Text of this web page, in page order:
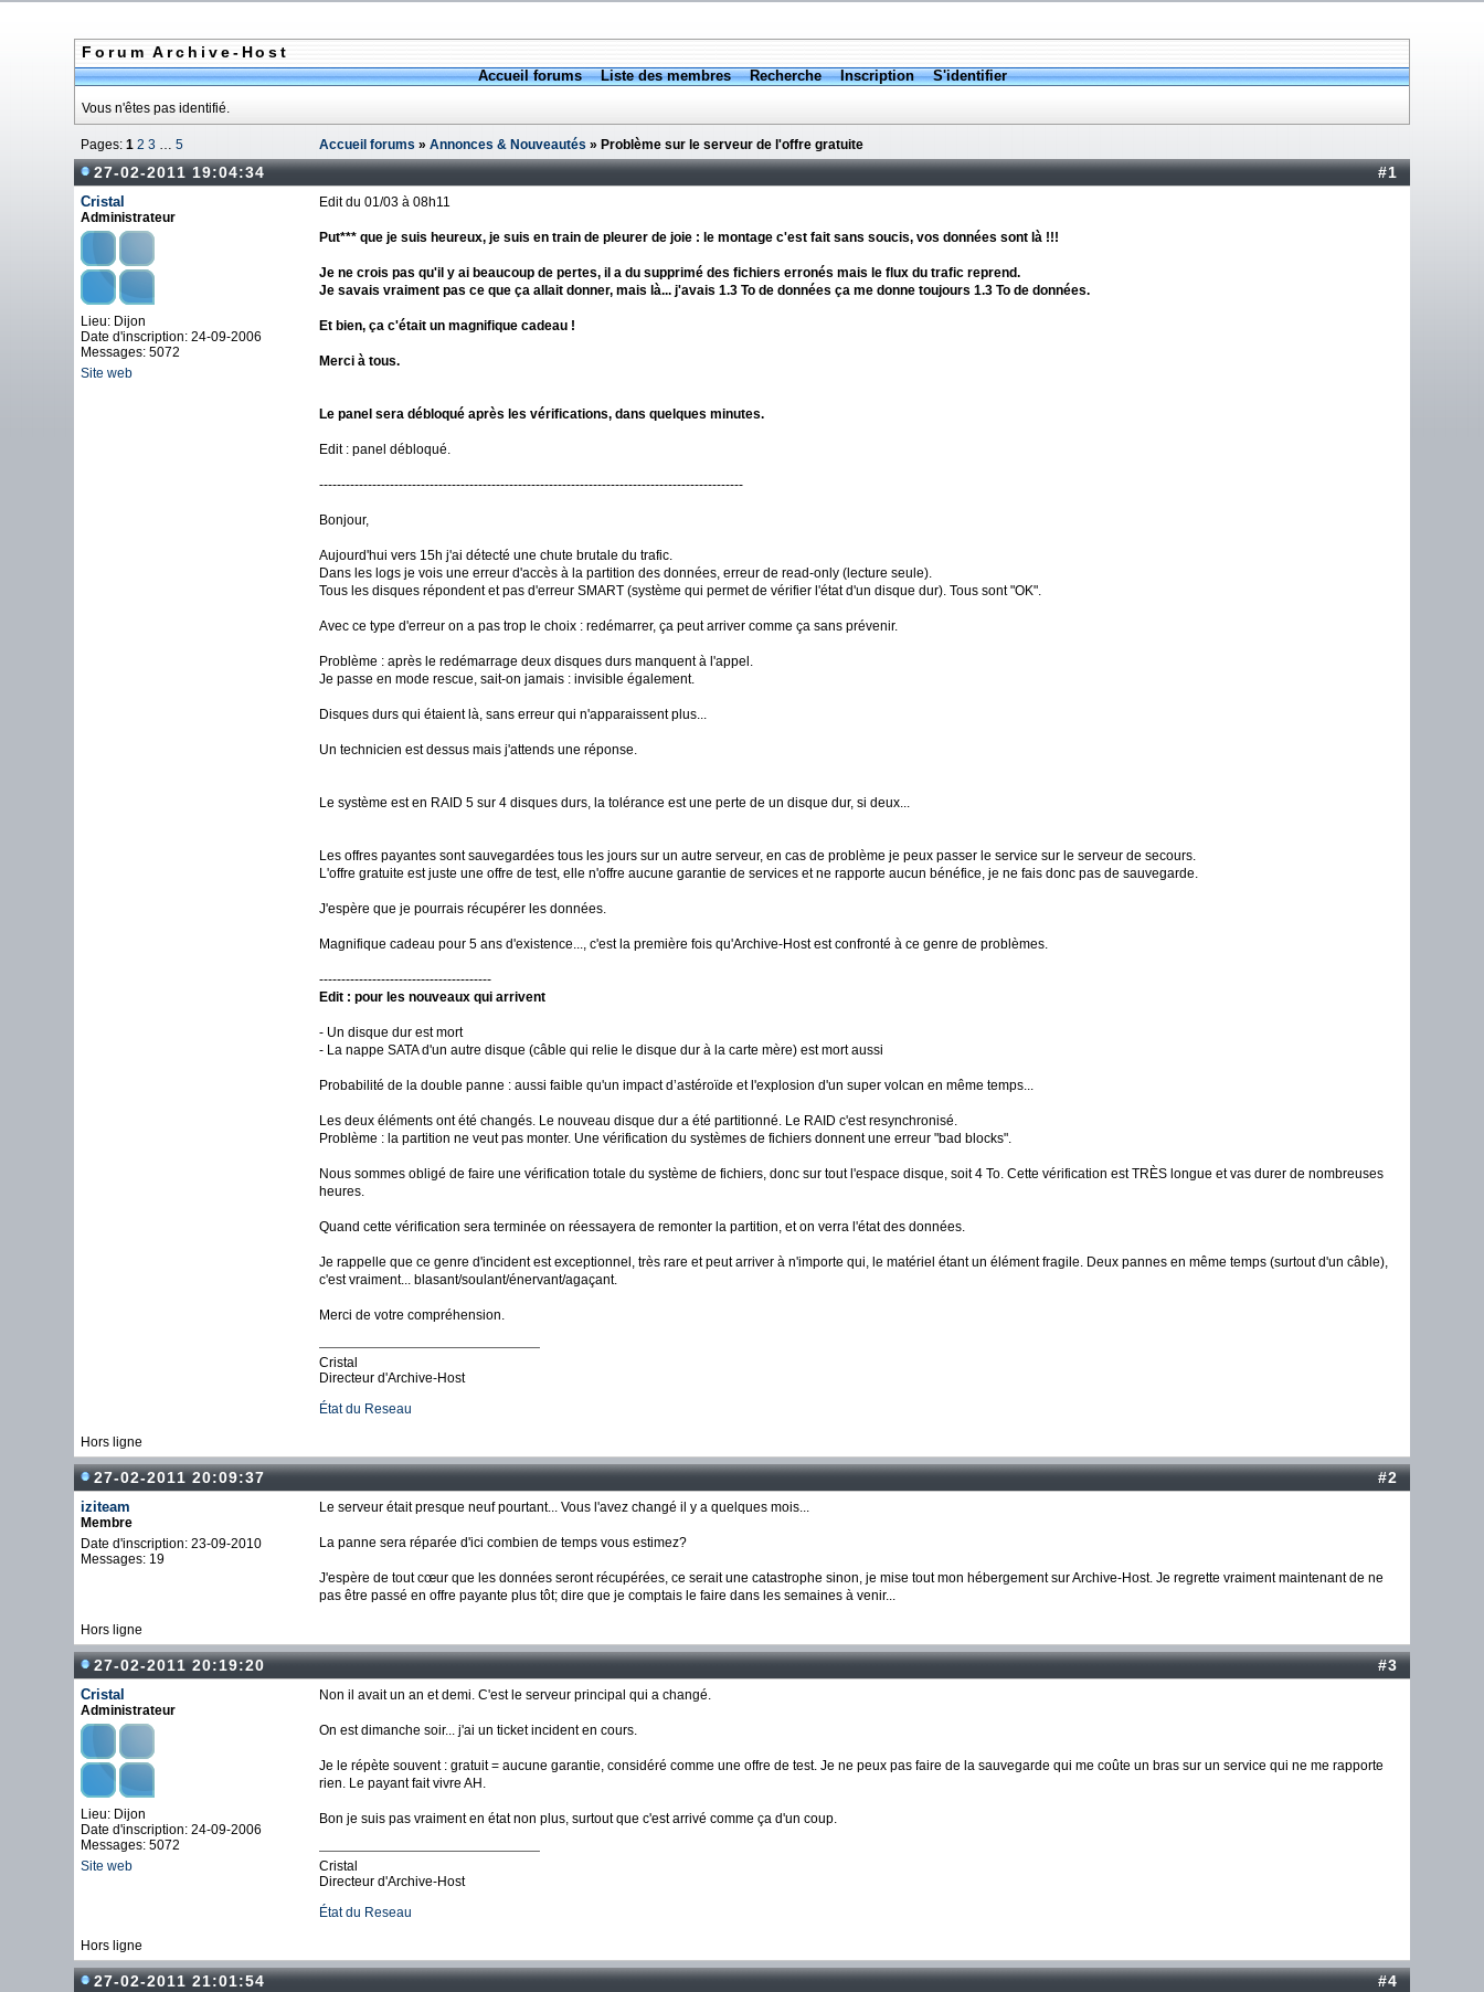
Forum Archive-Host
Accueil forums Liste des membres Recherche Inscription S'identifier
Vous n'êtes pas identifié.
Pages:1 2 3 …5 Accueil forums »Annonces & Nouveautés » Problème sur le serveur de l'offre gratuite
#1
27-02-2011 19:04:34
Cristal
Administrateur
Lieu: Dijon
Date d'inscription: 24-09-2006
Messages: 5072
Site web
Edit du 01/03 à 08h11
Put*** que je suis heureux, je suis en train de pleurer de joie : le montage c'est fait sans soucis, vos données sont là !!!
Je ne crois pas qu'il y ai beaucoup de pertes, il a du supprimé des fichiers erronés mais le flux du trafic reprend.
Je savais vraiment pas ce que ça allait donner, mais là... j'avais 1.3 To de données ça me donne toujours 1.3 To de données.
Et bien, ça c'était un magnifique cadeau !
Merci à tous.
Le panel sera débloqué après les vérifications, dans quelques minutes.
Edit : panel débloqué.
------------------------------------------------------------------------------------------------
Bonjour,
Aujourd'hui vers 15h j'ai détecté une chute brutale du trafic.
Dans les logs je vois une erreur d'accès à la partition des données, erreur de read-only (lecture seule).
Tous les disques répondent et pas d'erreur SMART (système qui permet de vérifier l'état d'un disque dur). Tous sont "OK".
Avec ce type d'erreur on a pas trop le choix : redémarrer, ça peut arriver comme ça sans prévenir.
Problème : après le redémarrage deux disques durs manquent à l'appel.
Je passe en mode rescue, sait-on jamais : invisible également.
Disques durs qui étaient là, sans erreur qui n'apparaissent plus...
Un technicien est dessus mais j'attends une réponse.
Le système est en RAID 5 sur 4 disques durs, la tolérance est une perte de un disque dur, si deux...
Les offres payantes sont sauvegardées tous les jours sur un autre serveur, en cas de problème je peux passer le service sur le serveur de secours.
L'offre gratuite est juste une offre de test, elle n'offre aucune garantie de services et ne rapporte aucun bénéfice, je ne fais donc pas de sauvegarde.
J'espère que je pourrais récupérer les données.
Magnifique cadeau pour 5 ans d'existence..., c'est la première fois qu'Archive-Host est confronté à ce genre de problèmes.
---------------------------------------
Edit : pour les nouveaux qui arrivent
- Un disque dur est mort
- La nappe SATA d'un autre disque (câble qui relie le disque dur à la carte mère) est mort aussi
Probabilité de la double panne : aussi faible qu'un impact d’astéroïde et l'explosion d'un super volcan en même temps...
Les deux éléments ont été changés. Le nouveau disque dur a été partitionné. Le RAID c'est resynchronisé.
Problème : la partition ne veut pas monter. Une vérification du systèmes de fichiers donnent une erreur "bad blocks".
Nous sommes obligé de faire une vérification totale du système de fichiers, donc sur tout l'espace disque, soit 4 To. Cette vérification est TRÈS longue et vas durer de nombreuses
heures.
Quand cette vérification sera terminée on réessayera de remonter la partition, et on verra l'état des données.
Je rappelle que ce genre d'incident est exceptionnel, très rare et peut arriver à n'importe qui, le matériel étant un élément fragile. Deux pannes en même temps (surtout d'un câble),
c'est vraiment... blasant/soulant/énervant/agaçant.
Merci de votre compréhension.
Cristal
Directeur d'Archive-Host
État du Reseau
Hors ligne
#2
27-02-2011 20:09:37
iziteam
Membre
Date d'inscription: 23-09-2010
Messages: 19
Le serveur était presque neuf pourtant... Vous l'avez changé il y a quelques mois...
La panne sera réparée d'ici combien de temps vous estimez?
J'espère de tout cœur que les données seront récupérées, ce serait une catastrophe sinon, je mise tout mon hébergement sur Archive-Host. Je regrette vraiment maintenant de ne
pas être passé en offre payante plus tôt; dire que je comptais le faire dans les semaines à venir...
Hors ligne
#3
27-02-2011 20:19:20
Cristal
Administrateur
Lieu: Dijon
Date d'inscription: 24-09-2006
Messages: 5072
Site web
Non il avait un an et demi. C'est le serveur principal qui a changé.
On est dimanche soir... j'ai un ticket incident en cours.
Je le répète souvent : gratuit = aucune garantie, considéré comme une offre de test. Je ne peux pas faire de la sauvegarde qui me coûte un bras sur un service qui ne me rapporte
rien. Le payant fait vivre AH.
Bon je suis pas vraiment en état non plus, surtout que c'est arrivé comme ça d'un coup.
Cristal
Directeur d'Archive-Host
État du Reseau
Hors ligne
#4
27-02-2011 21:01:54